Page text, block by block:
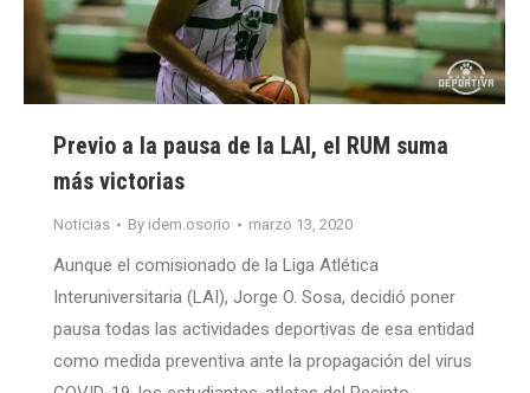
Previo a la pausa de la LAI, el RUM suma
más victorias
Noticias By idem.osorio marzo 13, 2020
Aunque el comisionado de la Liga Atlética
Interuniversitaria (LAI), Jorge O. Sosa, decidió poner
pausa todas las actividades deportivas de esa entidad
como medida preventiva ante la propagación del virus